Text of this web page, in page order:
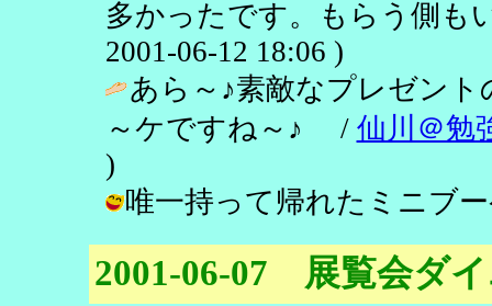
多かったです。もらう側も
2001-06-12 18:06 )
あら～♪素敵なプレゼン
～ケですね～♪ / 仙川＠勉
)
唯一持って帰れたミニブ
2001-06-07 展覧会ダ